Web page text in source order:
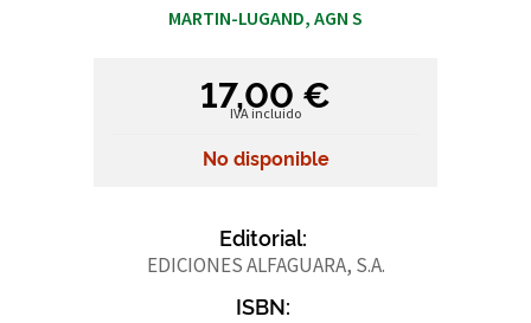
MARTIN-LUGAND, AGN S
17,00 €
IVA incluido
No disponible
Editorial:
EDICIONES ALFAGUARA, S.A.
ISBN: